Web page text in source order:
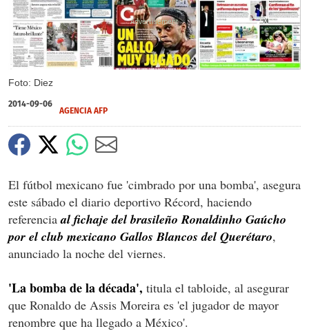
Foto: Diez
X
2014-09-06
AGENCIA AFP
El fútbol mexicano fue 'cimbrado por una bomba', asegura
este sábado el diario deportivo Récord, haciendo
referenciaal fichaje del brasileño Ronaldinho Gaúcho
por el club mexicano Gallos Blancos del Querétaro,
anunciado la noche del viernes.
'La bomba de la década', titula el tabloide, al asegurar
que Ronaldo de Assis Moreira es 'el jugador de mayor
renombre que ha llegado a México'.